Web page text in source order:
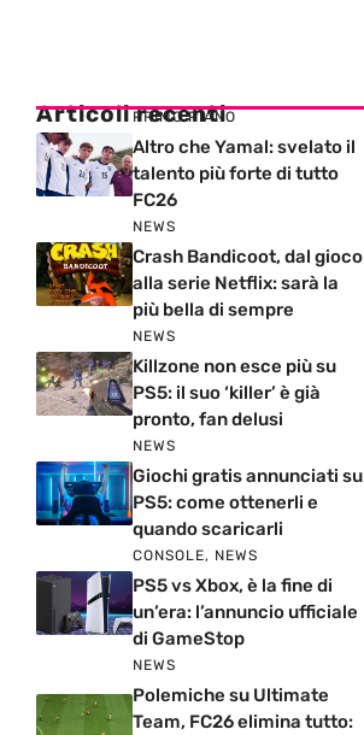
Articoli recenti
PRIMO PIANO
Altro che Yamal: svelato il
talento più forte di tutto
FC26
NEWS
Crash Bandicoot, dal gioco
alla serie Netflix: sarà la
più bella di sempre
NEWS
Killzone non esce più su
PS5: il suo ‘killer’ è già
pronto, fan delusi
NEWS
Giochi gratis annunciati su
PS5: come ottenerli e
quando scaricarli
CONSOLE, NEWS
PS5 vs Xbox, è la fine di
un’era: l’annuncio ufficiale
di GameStop
NEWS
Polemiche su Ultimate
Team, FC26 elimina tutto: